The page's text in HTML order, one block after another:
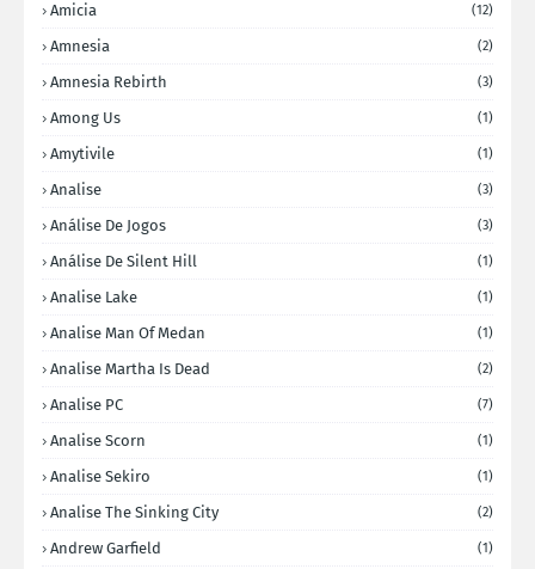
Amicia (12)
Amnesia (2)
Amnesia Rebirth (3)
Among Us (1)
Amytivile (1)
Analise (3)
Análise De Jogos (3)
Análise De Silent Hill (1)
Analise Lake (1)
Analise Man Of Medan (1)
Analise Martha Is Dead (2)
Analise PC (7)
Analise Scorn (1)
Analise Sekiro (1)
Analise The Sinking City (2)
Andrew Garfield (1)